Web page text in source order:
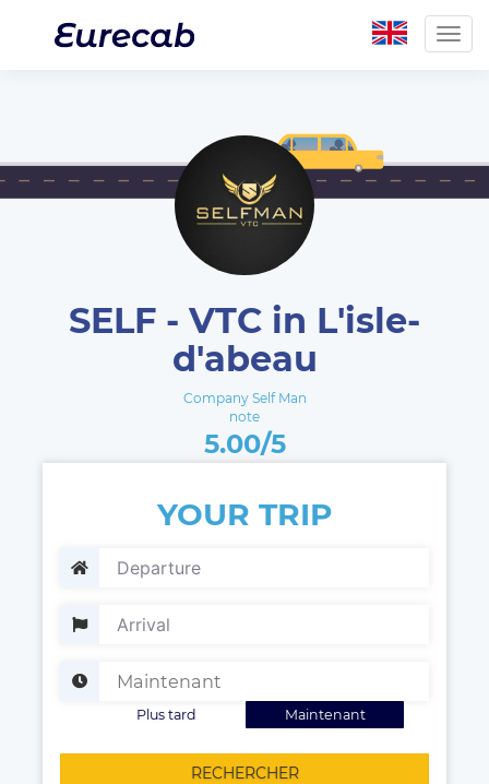
SELF - VTC in L'isle-
d'abeau
Company Self Man
note
5.00/5
YOUR TRIP
Maintenant
Plus tard
RECHERCHER